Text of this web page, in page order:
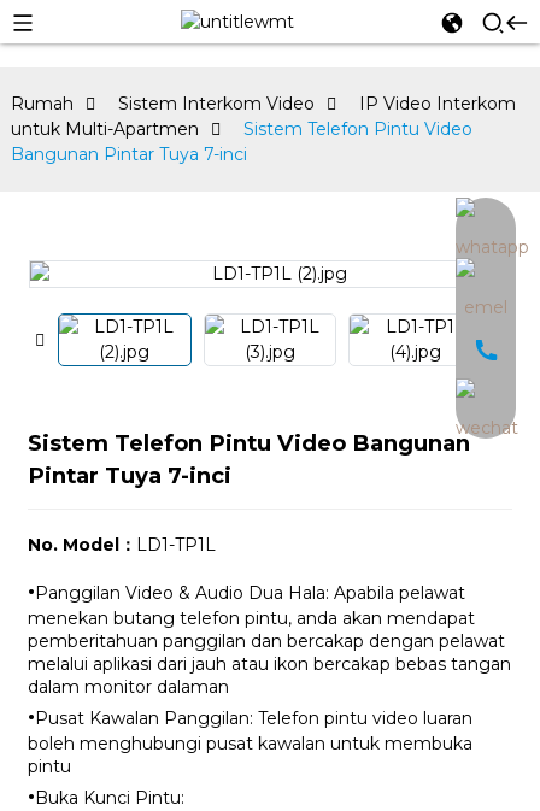
Rumah Sistem Interkom Video
IP Video Interkom
untuk Multi-Apartmen
Sistem Telefon Pintu Video
Bangunan Pintar Tuya 7-inci
Sistem Telefon Pintu Video Bangunan
Pintar Tuya 7-inci
No. Model： LD1-TP1L
·Panggilan Video & Audio Dua Hala: Apabila pelawat
menekan butang telefon pintu, anda akan mendapat
pemberitahuan panggilan dan bercakap dengan pelawat
melalui aplikasi dari jauh atau ikon bercakap bebas tangan
dalam monitor dalaman
·Pusat Kawalan Panggilan: Telefon pintu video luaran
boleh menghubungi pusat kawalan untuk membuka
pintu
·Buka Kunci Pintu: